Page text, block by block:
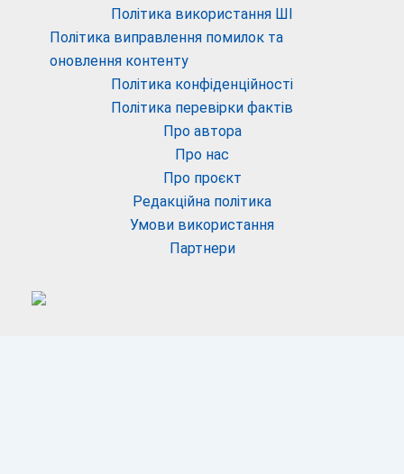
Політика використання ШІ
Політика виправлення помилок та
оновлення контенту
Політика конфіденційності
Політика перевірки фактів
Про автора
Про нас
Про проєкт
Редакційна політика
Умови використання
Партнери